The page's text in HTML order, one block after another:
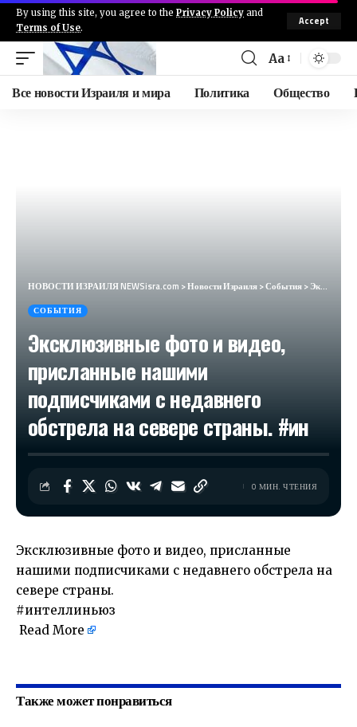
By using this site, you agree to the Privacy Policy and
Terms of Use.
Accept
Aa
Все новости Израиля и мира Политика Общество
НОВОСТИ ИЗРАИЛЯ NEWSisra.com >Новости Израиля>События>Эксклюзивные фото и видео, присланные нашими подписчиками с недавнего обстрела на севере страны. #ин
СОБЫТИЯ
Эксклюзивные фото и видео,
присланные нашими
подписчиками с недавнего
обстрела на севере страны. #ин
0 МИН. ЧТЕНИЯ
Эксклюзивные фото и видео, присланные
нашими подписчиками с недавнего обстрела на
севере страны.
#интеллиньюз
Read More
Также может понравиться